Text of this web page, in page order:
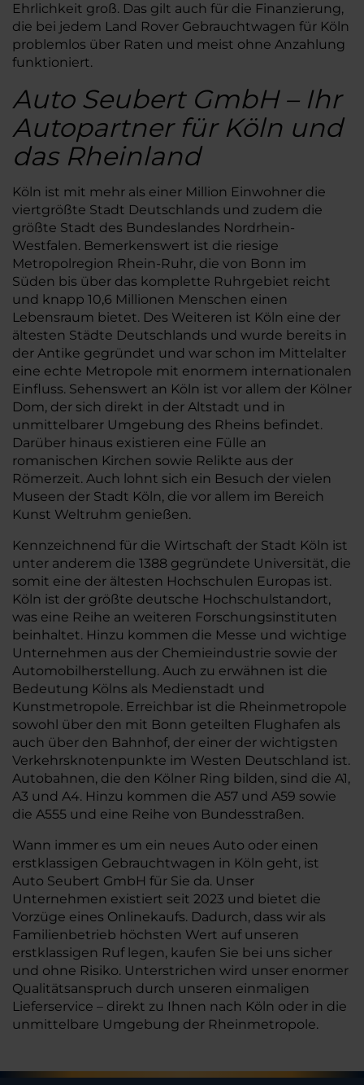
Ehrlichkeit groß. Das gilt auch für die Finanzierung,
die bei jedem Land Rover Gebrauchtwagen für Köln
problemlos über Raten und meist ohne Anzahlung
funktioniert.
Auto Seubert GmbH – Ihr
Autopartner für Köln und
das Rheinland
Köln ist mit mehr als einer Million Einwohner die
viertgrößte Stadt Deutschlands und zudem die
größte Stadt des Bundeslandes Nordrhein-
Westfalen. Bemerkenswert ist die riesige
Metropolregion Rhein-Ruhr, die von Bonn im
Süden bis über das komplette Ruhrgebiet reicht
und knapp 10,6 Millionen Menschen einen
Lebensraum bietet. Des Weiteren ist Köln eine der
ältesten Städte Deutschlands und wurde bereits in
der Antike gegründet und war schon im Mittelalter
eine echte Metropole mit enormem internationalen
Einfluss. Sehenswert an Köln ist vor allem der Kölner
Dom, der sich direkt in der Altstadt und in
unmittelbarer Umgebung des Rheins befindet.
Darüber hinaus existieren eine Fülle an
romanischen Kirchen sowie Relikte aus der
Römerzeit. Auch lohnt sich ein Besuch der vielen
Museen der Stadt Köln, die vor allem im Bereich
Kunst Weltruhm genießen.
Kennzeichnend für die Wirtschaft der Stadt Köln ist
unter anderem die 1388 gegründete Universität, die
somit eine der ältesten Hochschulen Europas ist.
Köln ist der größte deutsche Hochschulstandort,
was eine Reihe an weiteren Forschungsinstituten
beinhaltet. Hinzu kommen die Messe und wichtige
Unternehmen aus der Chemieindustrie sowie der
Automobilherstellung. Auch zu erwähnen ist die
Bedeutung Kölns als Medienstadt und
Kunstmetropole. Erreichbar ist die Rheinmetropole
sowohl über den mit Bonn geteilten Flughafen als
auch über den Bahnhof, der einer der wichtigsten
Verkehrsknotenpunkte im Westen Deutschland ist.
Autobahnen, die den Kölner Ring bilden, sind die A1,
A3 und A4. Hinzu kommen die A57 und A59 sowie
die A555 und eine Reihe von Bundesstraßen.
Wann immer es um ein neues Auto oder einen
erstklassigen Gebrauchtwagen in Köln geht, ist
Auto Seubert GmbH für Sie da. Unser
Unternehmen existiert seit 2023 und bietet die
Vorzüge eines Onlinekaufs. Dadurch, dass wir als
Familienbetrieb höchsten Wert auf unseren
erstklassigen Ruf legen, kaufen Sie bei uns sicher
und ohne Risiko. Unterstrichen wird unser enormer
Qualitätsanspruch durch unseren einmaligen
Lieferservice – direkt zu Ihnen nach Köln oder in die
unmittelbare Umgebung der Rheinmetropole.